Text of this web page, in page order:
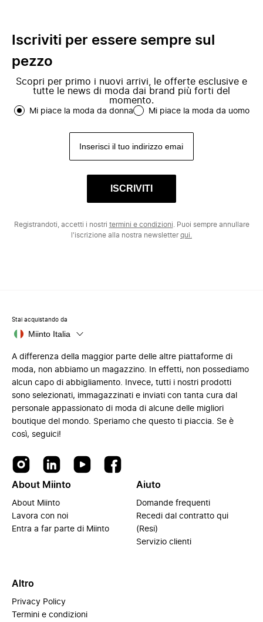
Iscriviti per essere sempre sul
pezzo
Scopri per primo i nuovi arrivi, le offerte esclusive e
tutte le news di moda dai brand più forti del
momento.
Mi piace la moda da donna Mi piace la moda da uomo
ISCRIVITI
Registrandoti, accetti i nostri termini e condizioni . Puoi sempre annullare
l'iscrizione alla nostra newsletterqui.
Stai acquistando da
Miinto Italia
A differenza della maggior parte delle altre piattaforme di
moda, non abbiamo un magazzino. In effetti, non possediamo
alcun capo di abbigliamento. Invece, tutti i nostri prodotti
sono selezionati, immagazzinati e inviati con tanta cura dal
personale appassionato di moda di alcune delle migliori
boutique del mondo. Speriamo che questo ti piaccia. Se è
così, seguici!
About Miinto
About Miinto
Lavora con noi
Entra a far parte di Miinto
Aiuto
Domande frequenti
Recedi dal contratto qui
(Resi)
Servizio clienti
Altro
Privacy Policy
Termini e condizioni